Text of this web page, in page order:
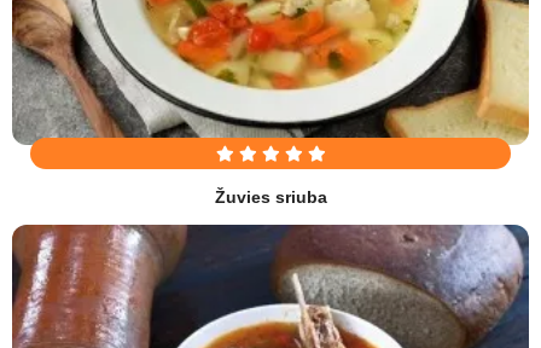
Žuvies sriuba